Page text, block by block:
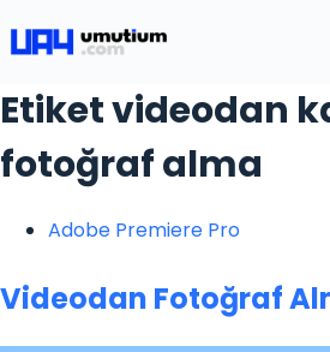
Etiketvideodan
fotoğraf alma
Adobe Premiere Pro
Videodan Fotoğraf